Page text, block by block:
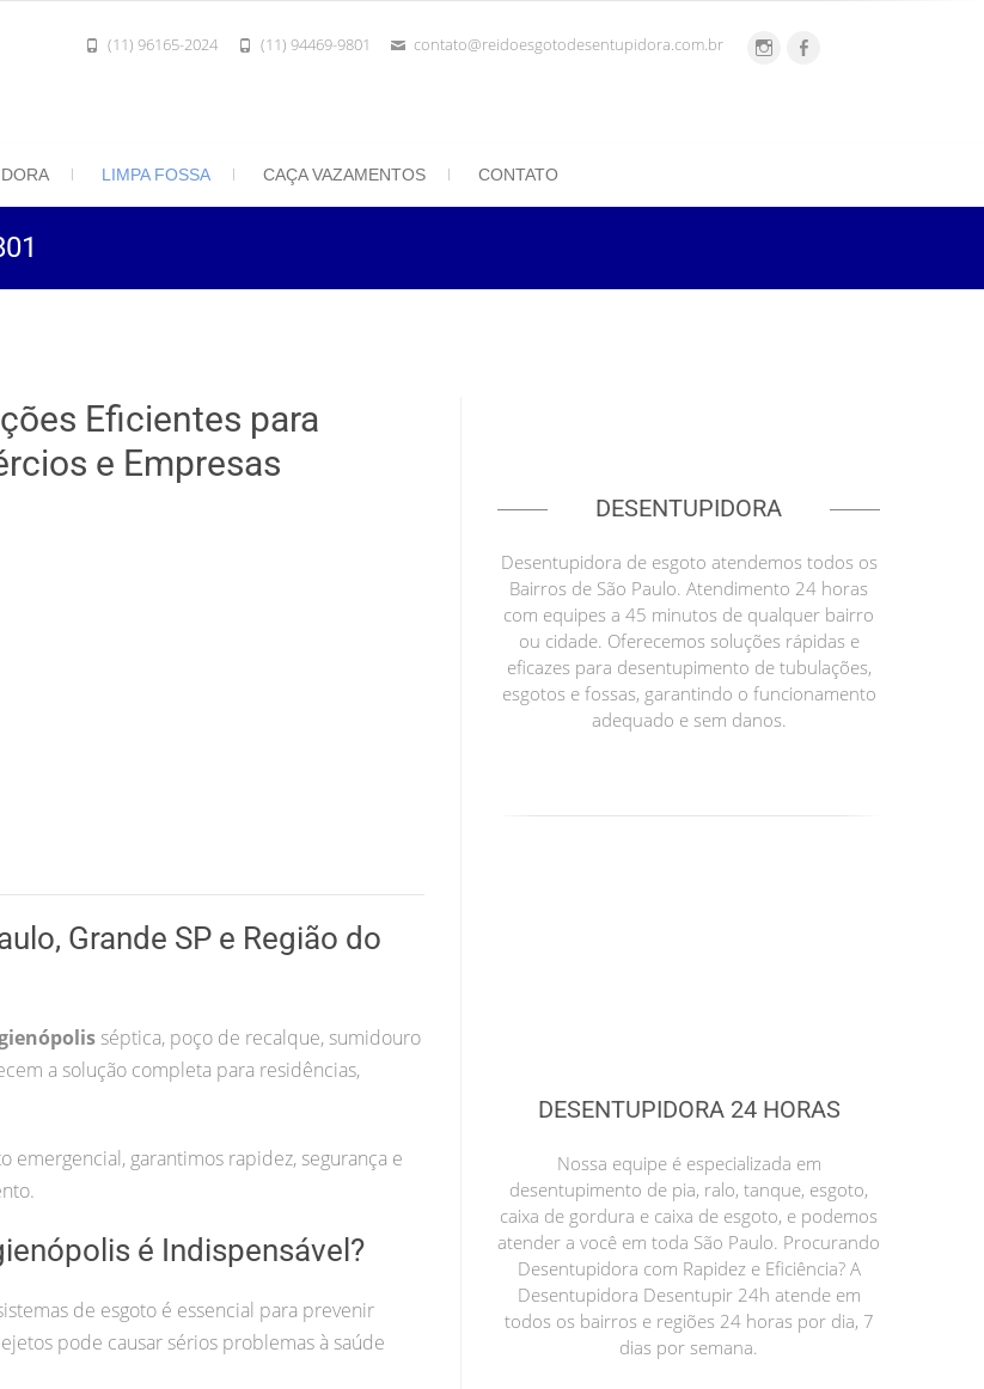
(11) 96165-2024 (11) 94469-9801 contato@reidoesgotodesentupidora.com.br
LIMPA FOSSA CAÇA VAZAMENTOS CONTATO
Eficientes para
e Empresas
Grande SP e Região do
séptica, poço de recalque, sumidouro
a solução completa para residências,
garantimos rapidez, segurança e
é Indispensável?
de esgoto é essencial para prevenir
pode causar sérios problemas à saúde
DESENTUPIDORA
Desentupidora de esgoto atendemos todos os
Bairros de São Paulo. Atendimento 24 horas
com equipes a 45 minutos de qualquer bairro
ou cidade. Oferecemos soluções rápidas e
eficazes para desentupimento de tubulações,
esgotos e fossas, garantindo o funcionamento
adequado e sem danos.
DESENTUPIDORA 24 HORAS
Nossa equipe é especializada em
desentupimento de pia, ralo, tanque, esgoto,
caixa de gordura e caixa de esgoto, e podemos
atender a você em toda São Paulo. Procurando
Desentupidora com Rapidez e Eficiência? A
Desentupidora Desentupir 24h atende em
todos os bairros e regiões 24 horas por dia, 7
dias por semana.